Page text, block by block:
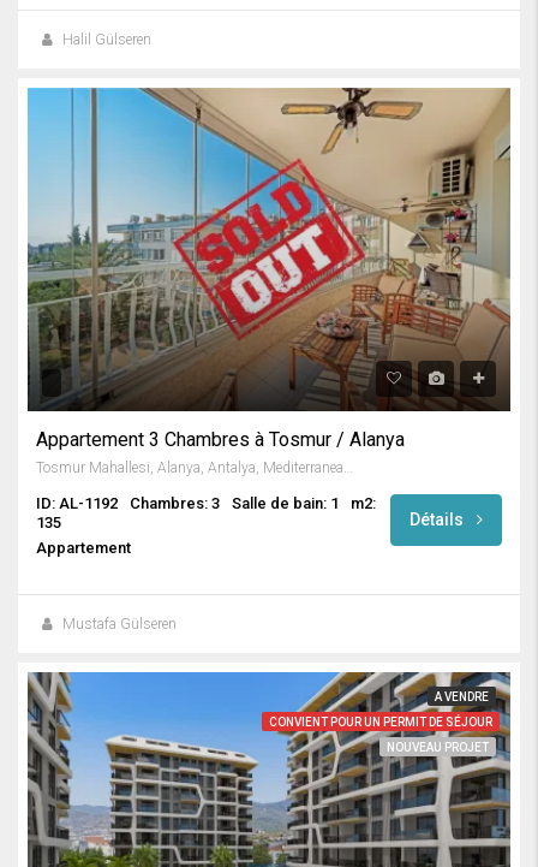
Halil Gülseren
Appartement 3 Chambres à Tosmur / Alanya
Tosmur Mahallesi, Alanya, Antalya, Mediterranean Region, 07425, Turkey
ID: AL-1192 Chambres: 3 Salle de bain: 1
m2:
135
Appartement
Détails
Mustafa Gülseren
A VENDRE
CONVIENT POUR UN PERMIT DE SÉJOUR
NOUVEAU PROJET